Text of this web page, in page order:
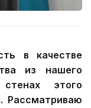
в качестве
из нашего
этого
Рассматриваю